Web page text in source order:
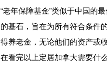
“老年保障基金”类似于中国的
的基石，旨在为所有符合条件
得养老金，无论他们的资产或
在看完以上定居加拿大需要什